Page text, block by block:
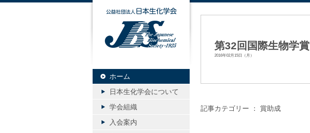
第32回国際生物学賞
2016年02月15日（月）
記事カテゴリー ： 賞助成
公益社団法人日本生化学会
ホーム
日本生化学会について
学会組織
入会案内